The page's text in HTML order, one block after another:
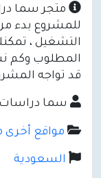
متجر سما
للمشروع بدء من
التشغيل ،
المطلوب وكم
قد تواجه
سما دراسات
مواقع أخرى
السعودية